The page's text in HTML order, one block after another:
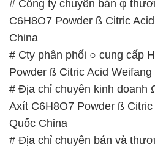
# Công ty chuyên bán φ
C6H8O7 Powder ß Citric
China
# Cty phân phối ○ cung cấp
Powder ß Citric Acid
# Địa chỉ chuyên kinh doanh
Axít C6H8O7 Powder ß
Quốc China
# Địa chỉ chuyên bán và